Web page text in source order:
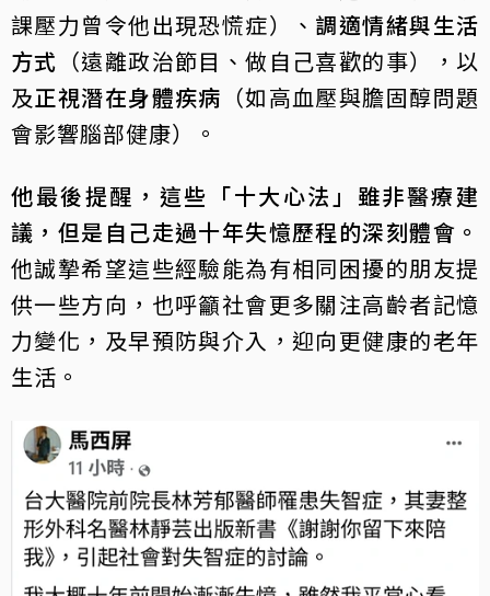
課壓力曾令他出現恐慌症）、 調適情緒與生活
方式 （遠離政治節目、做自己喜歡的事），以
及正視潛在身體疾病 （如高血壓與膽固醇問題
會影響腦部健康）。
他最後提醒，這些「十大心法」雖非醫療建
議，但是自己走過十年失憶歷程的深刻體會。
他誠摯希望這些經驗能為有相同困擾的朋友提
供一些方向，也呼籲社會更多關注高齡者記憶
力變化，及早預防與介入，迎向更健康的老年
生活。